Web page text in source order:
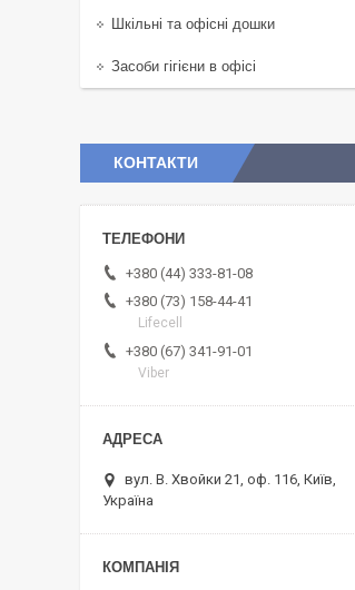
Шкільні та офісні дошки
Засоби гігієни в офісі
КОНТАКТИ
+380 (44) 333-81-08
+380 (73) 158-44-41
Lifecell
+380 (67) 341-91-01
Viber
вул. В. Хвойки 21, оф. 116, Київ,
Україна